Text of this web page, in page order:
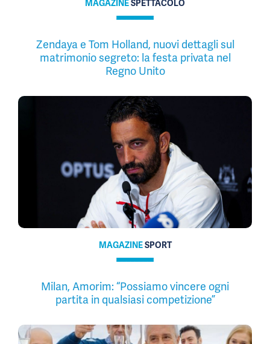
MAGAZINESPETTACOLO
Zendaya e Tom Holland, nuovi dettagli sul
matrimonio segreto: la festa privata nel
Regno Unito
MAGAZINESPORT
Milan, Amorim: “Possiamo vincere ogni
partita in qualsiasi competizione”